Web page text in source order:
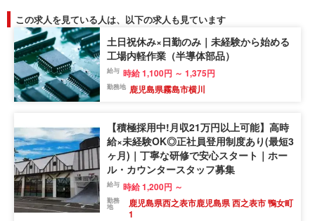
この求人を見ている人は、以下の求人も見ています
土日祝休み×日勤のみ｜未経験から始める
工場内軽作業（半導体部品）
給与 時給 1,100円 ～ 1,375円
勤務地 鹿児島県霧島市横川
【積極採用中!月収21万円以上可能】高時
給×未経験OK◎正社員登用制度あり(最短3
ヶ月)｜丁寧な研修で安心スタート｜ホー
ル・カウンタースタッフ募集
給与 時給 1,200円 ～
勤務
地
鹿児島県西之表市鹿児島県 西之表市 鴨女町
1